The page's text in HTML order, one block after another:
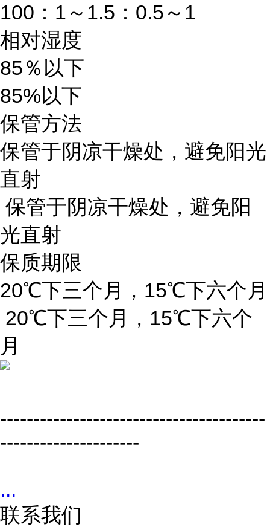
100：1～1.5：0.5～1
相对湿度
85％以下
85%以下
保管方法
保管于阴凉干燥处，避免阳光
直射
保管于阴凉干燥处，避免阳
光直射
保质期限
20℃下三个月，15℃下六个月
20℃下三个月，15℃下六个
月
----------------------------------------
---------------------
...
联系我们